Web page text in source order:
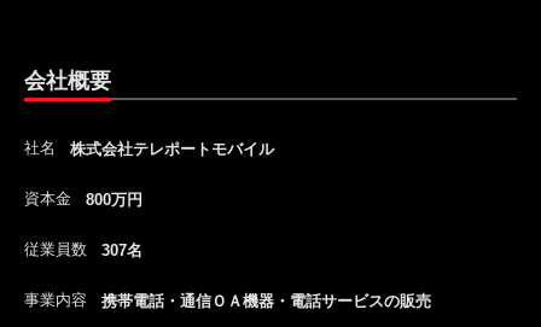
会社概要
社名 株式会社テレポートモバイル
資本金 800万円
従業員数 307名
事業内容 携帯電話・通信ＯＡ機器・電話サービスの販売